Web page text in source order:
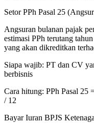
Setor PPh Pasal 25
Angsuran bulanan pajak
estimasi PPh terutang
yang akan dikreditkan
Siapa wajib: PT dan CV
berbisnis
Cara hitung: PPh Pasal 25
/ 12
Bayar Iuran BPJS